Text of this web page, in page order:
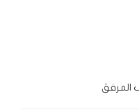
المرفق